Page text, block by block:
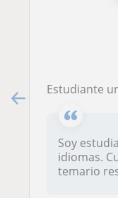
Estudiante universitaria de
Soy
idiomas.
temario